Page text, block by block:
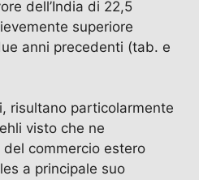
dell’India di 22,5
superiore
anni precedenti (tab. e
risultano particolarmente
visto che ne
del commercio estero
a principale suo